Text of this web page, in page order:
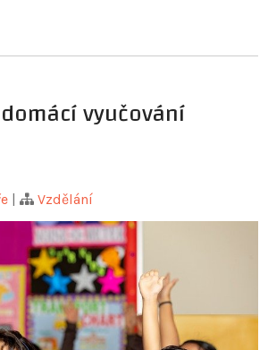
vyučování
| Vzdělání